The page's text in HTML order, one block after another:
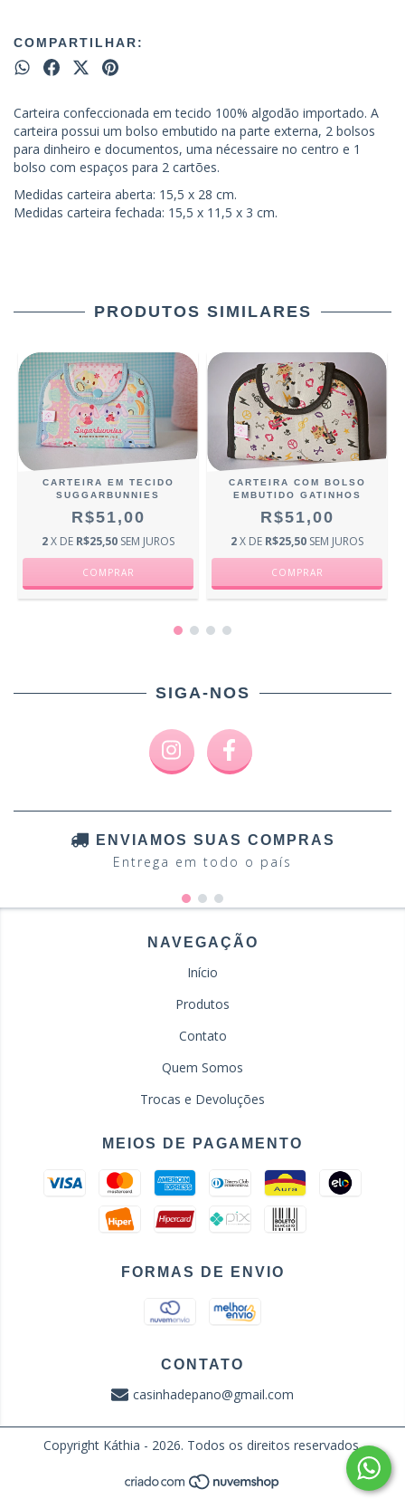
COMPARTILHAR:
Carteira confeccionada em tecido 100% algodão importado. A
carteira possui um bolso embutido na parte externa, 2 bolsos
para dinheiro e documentos, uma nécessaire no centro e 1
bolso com espaços para 2 cartões.
Medidas carteira aberta: 15,5 x 28 cm.
Medidas carteira fechada: 15,5 x 11,5 x 3 cm.
PRODUTOS SIMILARES
CARTEIRA EM TECIDO
SUGGARBUNNIES
R$51,00
2X DE R$25,50 SEM JUROS
CARTEIRA COM BOLSO
EMBUTIDO GATINHOS
R$51,00
2X DE R$25,50 SEM JUROS
SIGA-NOS
ENVIAMOS SUAS COMPRAS
Entrega em todo o país
NAVEGAÇÃO
Início
Produtos
Contato
Quem Somos
Trocas e Devoluções
MEIOS DE PAGAMENTO
FORMAS DE ENVIO
CONTATO
casinhadepano@gmail.com
Copyright Káthia - 2026. Todos os direitos reservados.